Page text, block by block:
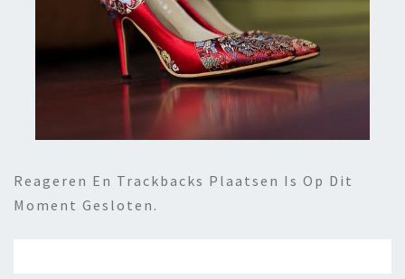
Reageren En Trackbacks Plaatsen Is Op Dit
Moment Gesloten.